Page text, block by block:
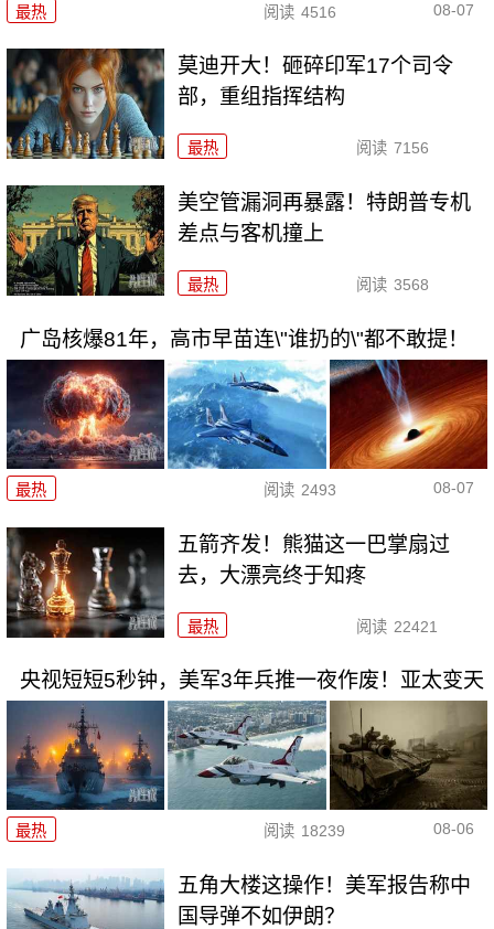
最热 阅读 4516 08-07
莫迪开大！砸碎印军17个司令
部，重组指挥结构
最热 阅读 7156
美空管漏洞再暴露！特朗普专机
差点与客机撞上
最热 阅读 3568
广岛核爆81年，高市早苗连\"谁扔的\"都不敢提！
最热 阅读 2493 08-07
五箭齐发！熊猫这一巴掌扇过
去，大漂亮终于知疼
最热 阅读 22421
央视短短5秒钟，美军3年兵推一夜作废！亚太变天
最热 阅读 18239 08-06
五角大楼这操作！美军报告称中
国导弹不如伊朗？